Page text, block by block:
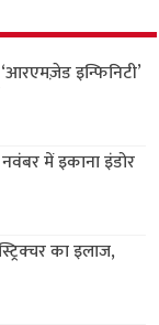
इन्फिनिटी’
में इकाना इंडोर
का इलाज,